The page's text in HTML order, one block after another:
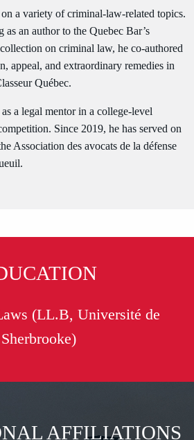
a variety of criminal-law-related topics.
an author to the Quebec Bar’s
collection on criminal law, he co-authored
appeal, and extraordinary remedies in
Québec.
a legal mentor in a college-level
Since 2019, he has served on
Association des avocats de la défense
(LL.B, Université de
Sherbrooke)
AFFILIATIONS